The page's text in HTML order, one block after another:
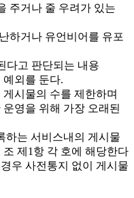
주거나 줄 우려가 있는
하거나 유언비어를 유포
다고 판단되는 내용
외를 둔다.
시물의 수를 제한하며
영을 위해 가장 오래된
하는 서비스내의 게시물
제1항 각 호에 해당한다
우 사전통지 없이 게시물